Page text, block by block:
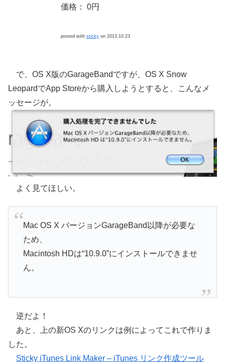
価格： 0円
posted with sticky on 2013.10.23
で、OS X版のGarageBandですが、OS X Snow
LeopardでApp Storeから購入しようとすると、こんなメ
ッセージが。
よく見てほしい。
Mac OS X バージョンGarageBand以降が必要な
ため、
Macintosh HDは“10.9.0”にインストールできませ
ん。
逆だよ！
あと、上の新OS Xのリンクは例によってこれで作りま
した。
Sticky iTunes Link Maker – iTunes リンク作成ツール